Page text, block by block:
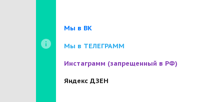
Мы в ВК
Мы в ТЕЛЕГРАММ
Инстаграмм (запрещенный в РФ)
Яндекс ДЗЕН